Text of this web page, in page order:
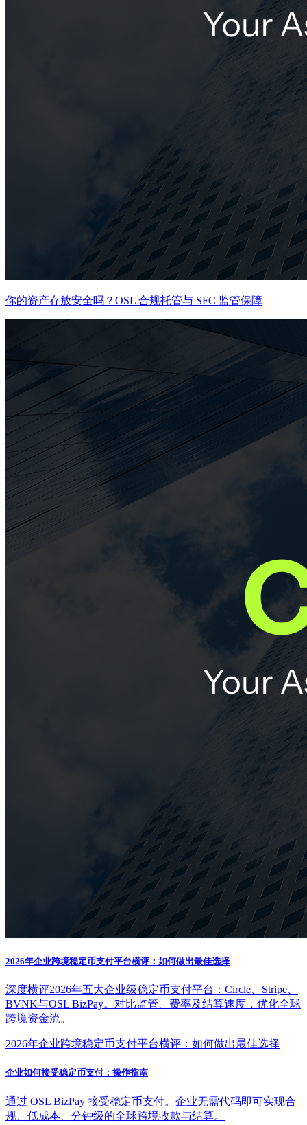
你的资产存放安全吗？OSL 合规托管与 SFC 监管保障
2026年企业跨境稳定币支付平台横评：如何做出最佳选择
深度横评2026年五大企业级稳定币支付平台：Circle、Stripe、
BVNK与OSL BizPay。对比监管、费率及结算速度，优化全球
跨境资金流。
2026年企业跨境稳定币支付平台横评：如何做出最佳选择
企业如何接受稳定币支付：操作指南
通过 OSL BizPay 接受稳定币支付。企业无需代码即可实现合
规、低成本、分钟级的全球跨境收款与结算。